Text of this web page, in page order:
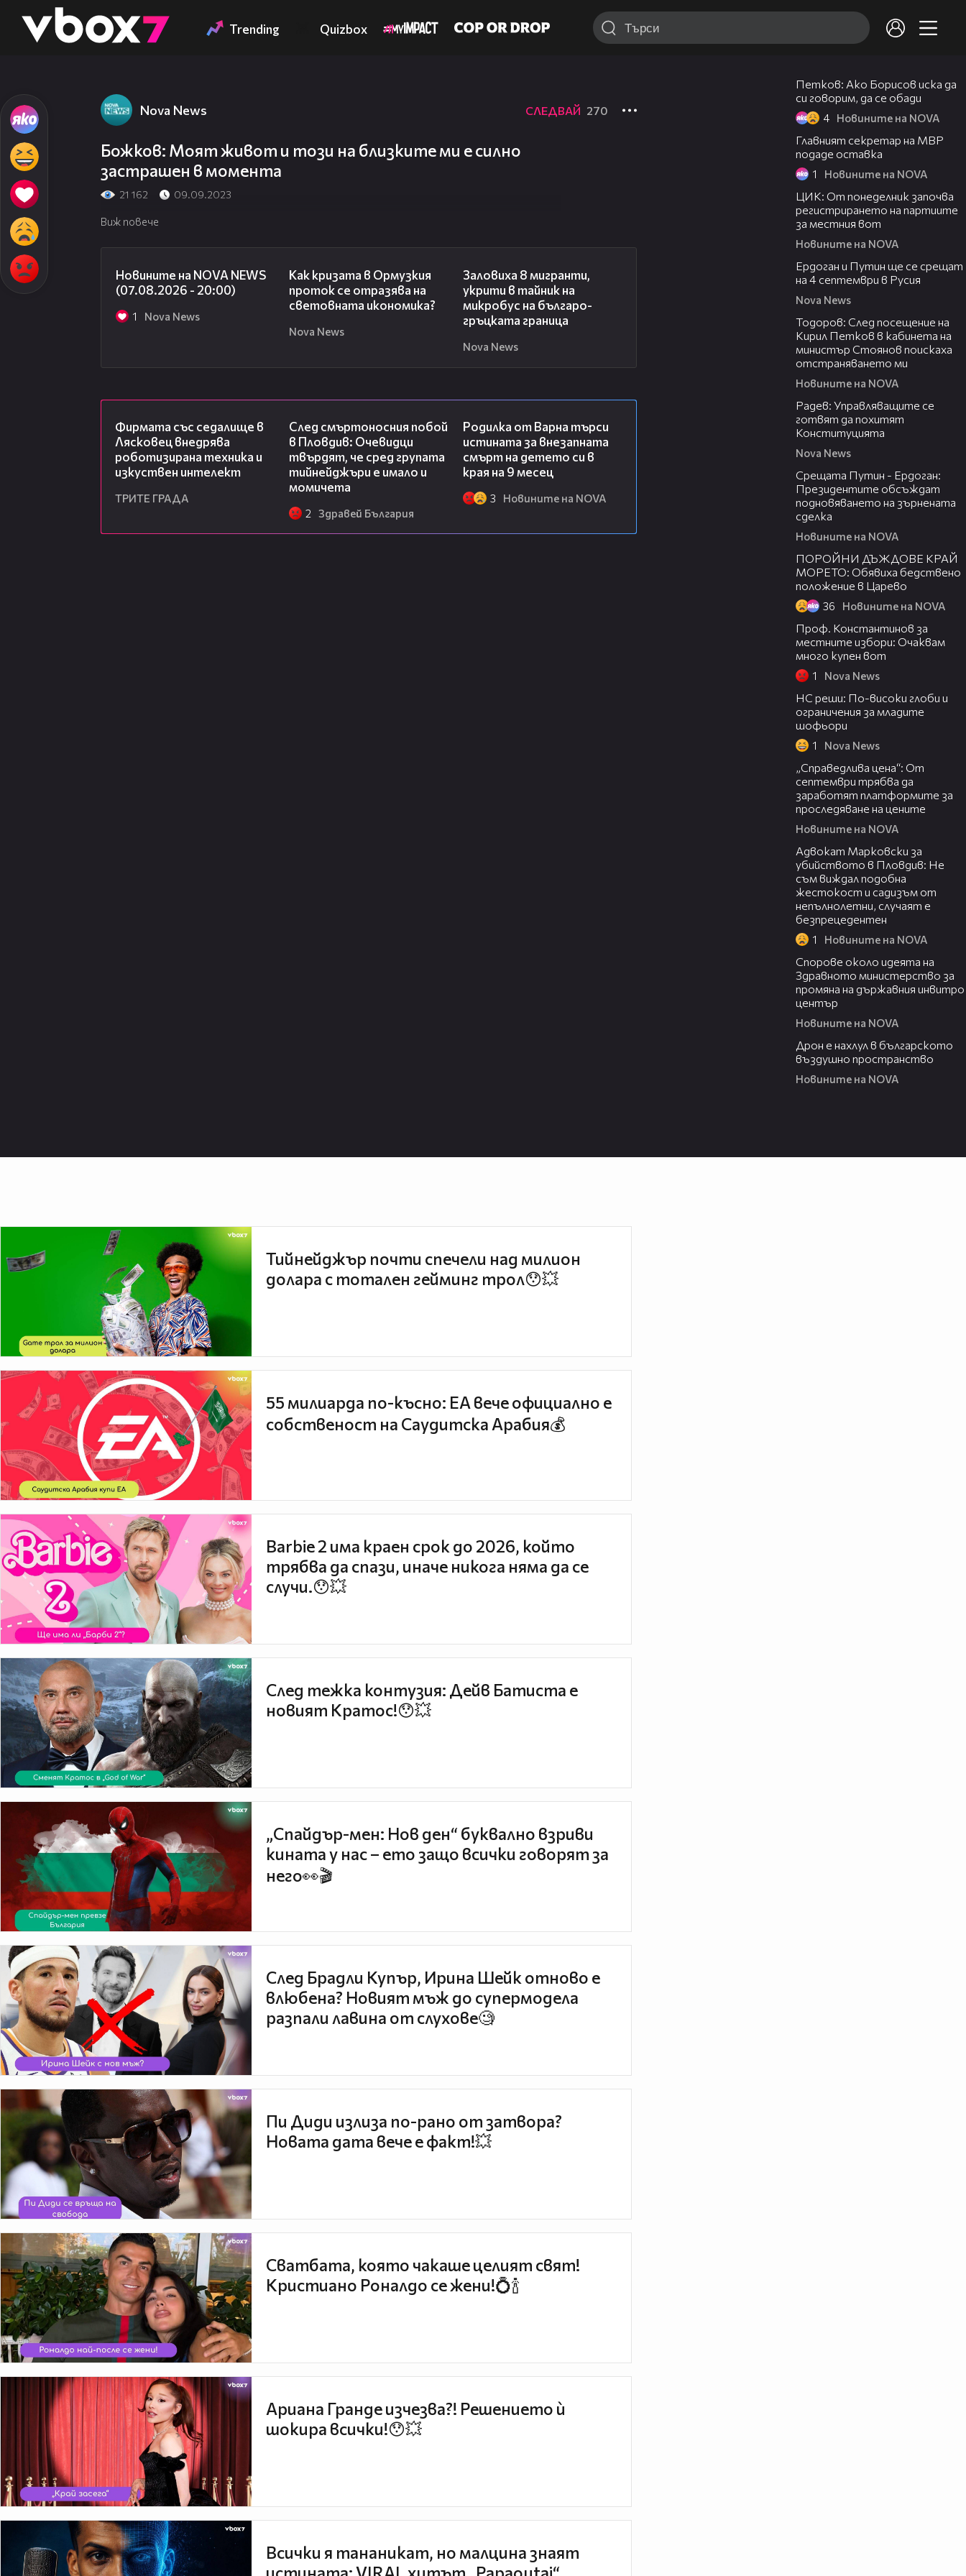
👾 Trending Quizbox
Nova News СЛЕДВАЙ 270
Божков: Моят живот и този на близките ми е силно
застрашен в момента
21 162 09.09.2023
Виж повече
Новините на NOVA NEWS
(07.08.2026 - 20:00)
1 Nova News
Как кризата в Ормузкия
проток се отразява на
световната икономика?
Nova News
Заловиха 8 мигранти,
укрити в тайник на
микробус на българо-
гръцката граница
Nova News
Фирмата със седалище в
Лясковец внедрява
роботизирана техника и
изкуствен интелект
ТРИТЕ ГРАДА
След смъртоносния побой
в Пловдив: Очевидци
твърдят, че сред групата
тийнейджъри е имало и
момичета
2 Здравей България
Родилка от Варна търси
истината за внезапната
смърт на детето си в
края на 9 месец
3 Новините на NOVA
Петков: Ако Борисов иска да
си говорим, да се обади
4 Новините на NOVA
Главният секретар на МВР
подаде оставка
1 Новините на NOVA
ЦИК: От понеделник започва
регистрирането на партиите
за местния вот
Новините на NOVA
Ердоган и Путин ще се срещат
на 4 септември в Русия
Nova News
Тодоров: След посещение на
Кирил Петков в кабинета на
министър Стоянов поискаха
отстраняването ми
Новините на NOVA
Радев: Управляващите се
готвят да похитят
Конституцията
Nova News
Срещата Путин - Ердоган:
Президентите обсъждат
подновяването на зърнената
сделка
Новините на NOVA
ПОРОЙНИ ДЪЖДОВЕ КРАЙ
МОРЕТО: Обявиха бедствено
положение в Царево
36 Новините на NOVA
Проф. Константинов за
местните избори: Очаквам
много купен вот
1 Nova News
НС реши: По-високи глоби и
ограничения за младите
шофьори
1 Nova News
„Справедлива цена“: От
септември трябва да
заработят платформите за
проследяване на цените
Новините на NOVA
Адвокат Марковски за
убийството в Пловдив: Не
съм виждал подобна
жестокост и садизъм от
непълнолетни, случаят е
безпрецедентен
1 Новините на NOVA
Спорове около идеята на
Здравното министерство за
промяна на държавния инвитро
център
Новините на NOVA
Дрон е нахлул в българското
въздушно пространство
Новините на NOVA
Тийнейджър почти спечели над милион
долара с тотален гейминг трол😯💥
55 милиарда по-късно: EA вече официално е
собственост на Саудитска Арабия💰
Barbie 2 има краен срок до 2026, който
трябва да спази, иначе никога няма да се
случи.😯💥
След тежка контузия: Дейв Батиста е
новият Кратос!😯💥
„Спайдър-мен: Нов ден“ буквално взриви
кината у нас – ето защо всички говорят за
него👀🎬
След Брадли Купър, Ирина Шейк отново е
влюбена? Новият мъж до супермодела
разпали лавина от слухове🧐
Пи Диди излиза по-рано от затвора?
Новата дата вече е факт!💥
Сватбата, която чакаше целият свят!
Кристиано Роналдо се жени!💍🍾
Ариана Гранде изчезва?! Решението ѝ
шокира всички!😯💥
Всички я тананикат, но малцина знаят